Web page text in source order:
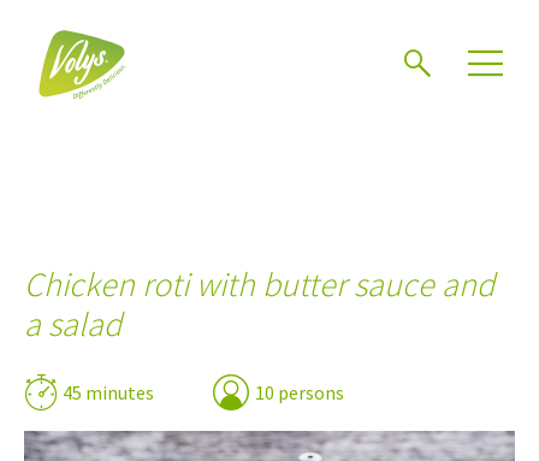
Chicken roti with butter sauce and
a salad
45 minutes 10 persons